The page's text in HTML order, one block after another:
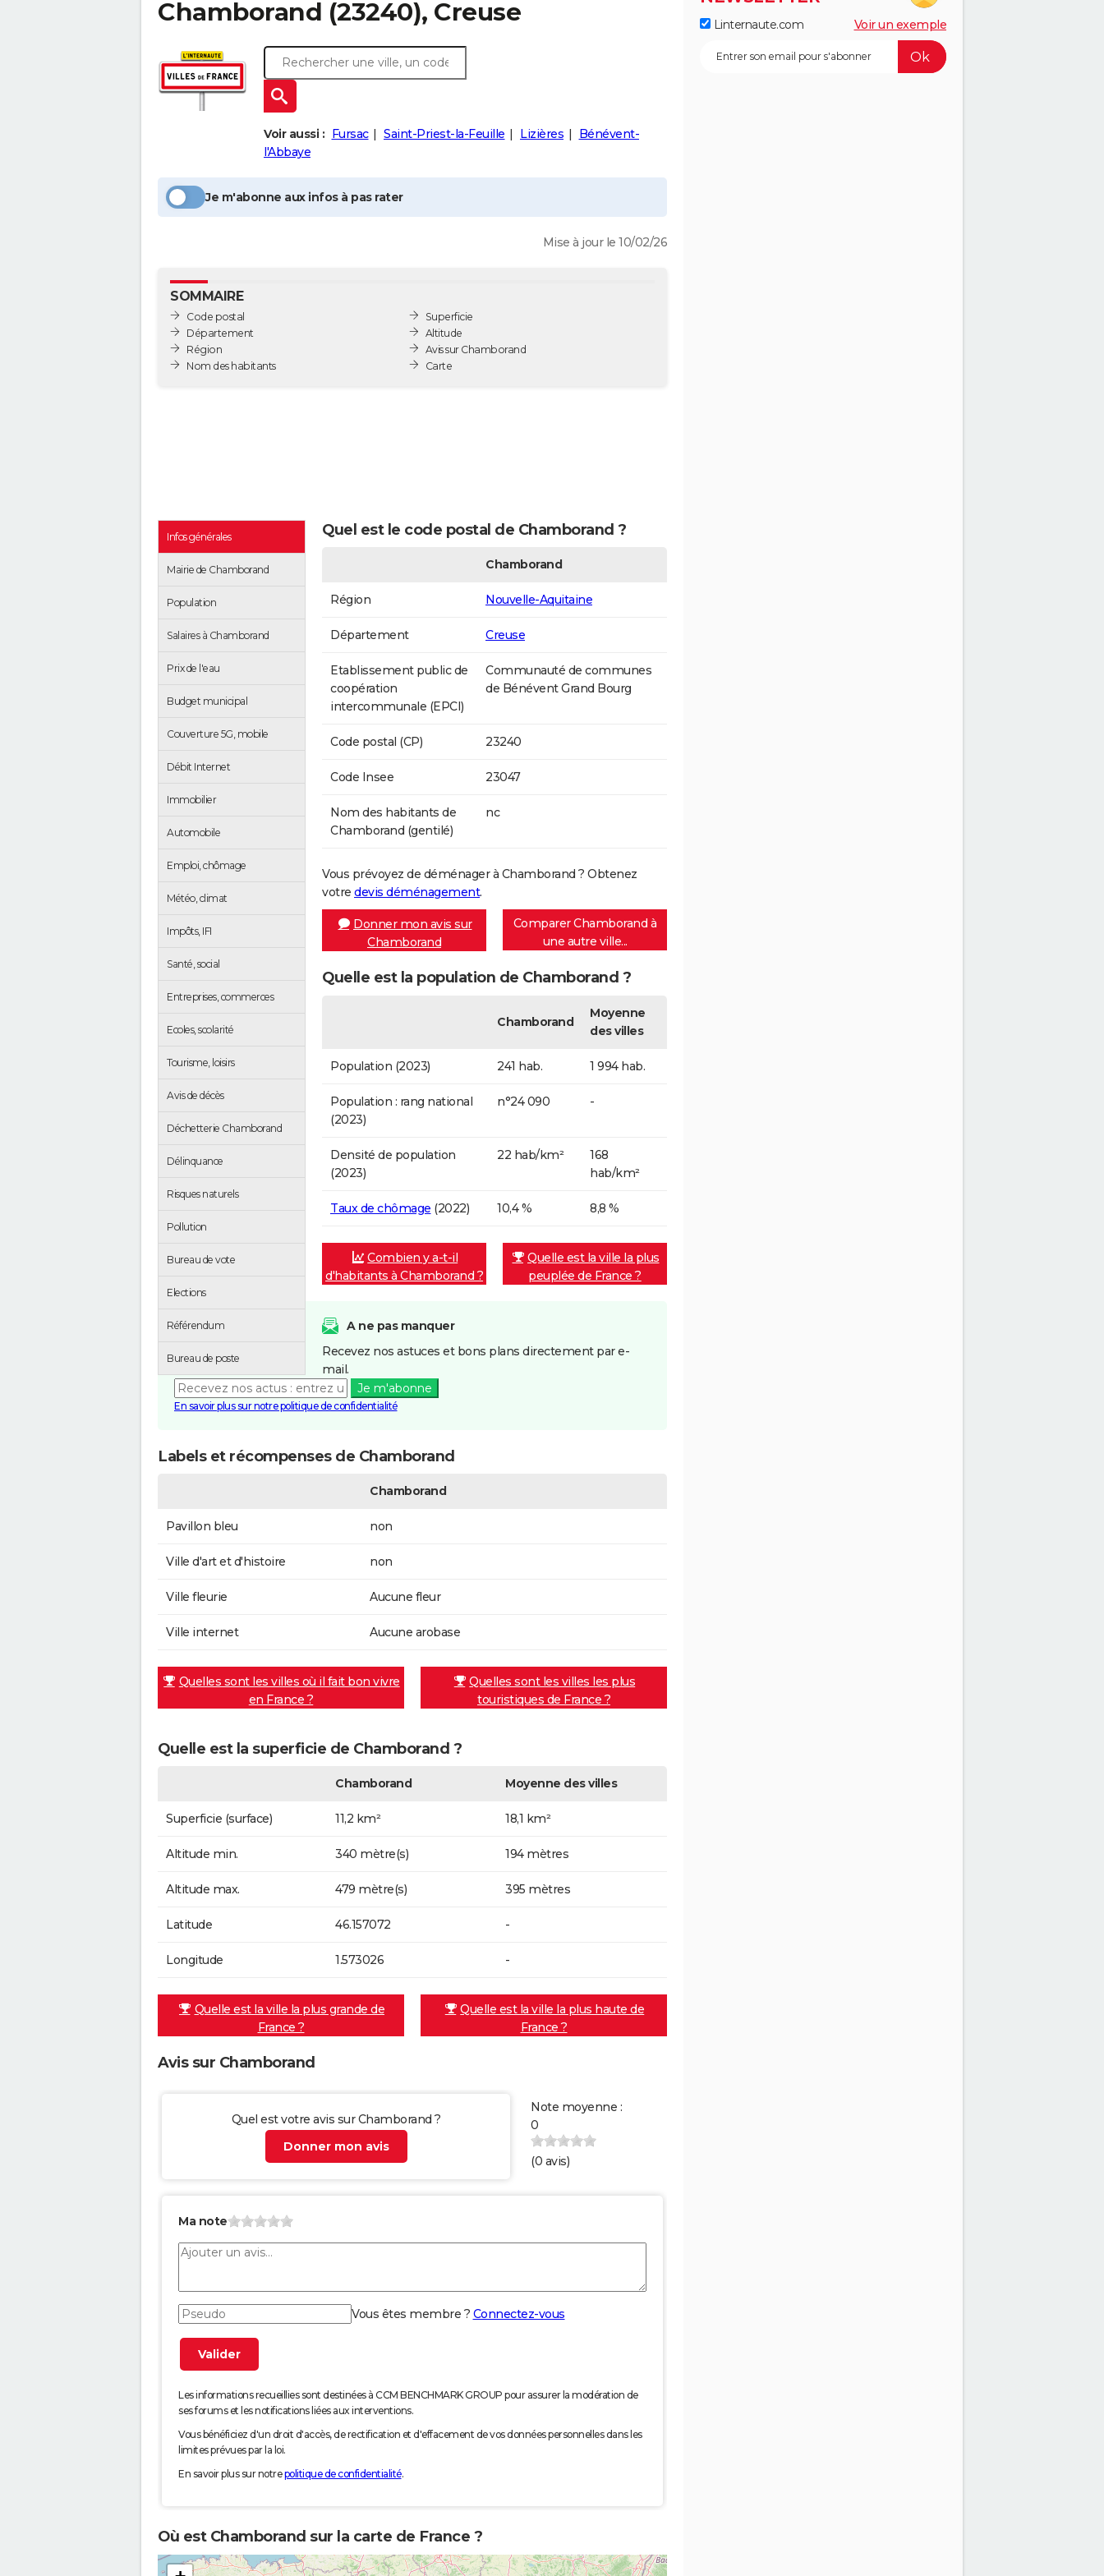
Chamborand (23240), Creuse
Voir aussi : Fursac Saint-Priest-la-Feuille Lizières
Bénévent-
l'Abbaye
Je m'abonne aux infos à pas rater
Mise à jour le 10/02/26
SOMMAIRE
Code postal
Département
Région
Nom des habitants
Superficie
Altitude
Avis sur Chamborand
Carte
Infos générales
Mairie de Chamborand
Population
Salaires à Chamborand
Prix de l'eau
Budget municipal
Couverture 5G, mobile
Débit Internet
Immobilier
Automobile
Emploi, chômage
Météo, climat
Impôts, IFI
Santé, social
Entreprises, commerces
Ecoles, scolarité
Tourisme, loisirs
Avis de décès
Déchetterie Chamborand
Délinquance
Risques naturels
Pollution
Bureau de vote
Elections
Référendum
Bureau de poste
Quel est le code postal de Chamborand ?
Chamborand
Région Nouvelle-Aquitaine
Département Creuse
Etablissement public de
coopération
intercommunale (EPCI)
Communauté de communes
de Bénévent Grand Bourg
Code postal (CP) 23240
Code Insee 23047
Nom des habitants de
Chamborand (gentilé)
nc
Vous prévoyez de déménager à Chamborand ? Obtenez
votre devis déménagement.
Donner mon avis sur
Chamborand
Comparer Chamborand à
une autre ville...
Quelle est la population de Chamborand ?
Chamborand
Moyenne
des villes
Population (2023) 241 hab. 1 994 hab.
Population : rang national
(2023)
n°24 090 -
Densité de population
(2023)
22 hab/km²
168
hab/km²
Taux de chômage (2022) 10,4 % 8,8 %
Combien y a-t-il
d'habitants à Chamborand ?
Quelle est la ville la plus
peuplée de France ?
A ne pas manquer
Recevez nos astuces et bons plans directement par e-
mail.
Je m'abonne
En savoir plus sur notre politique de confidentialité
Labels et récompenses de Chamborand
Chamborand
Pavillon bleu non
Ville d'art et d'histoire non
Ville fleurie Aucune fleur
Ville internet Aucune arobase
Quelles sont les villes où il fait bon vivre
en France ?
Quelles sont les villes les plus
touristiques de France ?
Quelle est la superficie de Chamborand ?
Chamborand Moyenne des villes
Superficie (surface) 11,2 km² 18,1 km²
Altitude min. 340 mètre(s) 194 mètres
Altitude max. 479 mètre(s) 395 mètres
Latitude 46.157072 -
Longitude 1.573026 -
Quelle est la ville la plus grande de
France ?
Quelle est la ville la plus haute de
France ?
Avis sur Chamborand
Quel est votre avis sur Chamborand ?
Donner mon avis
Note moyenne :
0
(0 avis)
Ma note
Vous êtes membre ? Connectez-vous
Les informations recueillies sont destinées à CCM BENCHMARK GROUP pour assurer la modération de
ses forums et les notifications liées aux interventions.
Vous bénéficiez d'un droit d'accès, de rectification et d'effacement de vos données personnelles dans les
limites prévues par la loi.
En savoir plus sur notrepolitique de confidentialité.
Où est Chamborand sur la carte de France ?
Linternaute.com Voir un exemple